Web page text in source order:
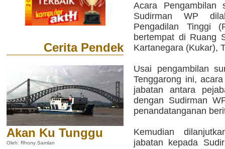
Cerita Pendek
Akan Ku Tunggu
Oleh: Rhony Samlan
Acara Pengambilan
Sudirman WP
Pengadilan Tinggi
bertempat di Ruang
Kartanegara (Kukar),
Usai pengambilan
Tenggarong ini,
jabatan antara
dengan Sudirman
penandatanganan
Kemudian
jabatan kepada